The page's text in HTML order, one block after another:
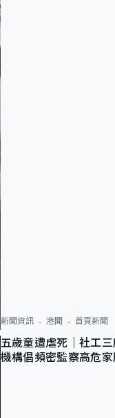
新聞資訊 港聞 首頁新聞
五歲童遭虐死｜社工
機構倡頻密監察高危